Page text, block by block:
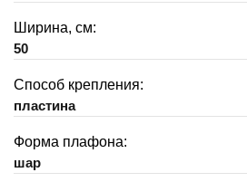
Ширина, см:
50
Способ крепления:
пластина
Форма плафона:
шар